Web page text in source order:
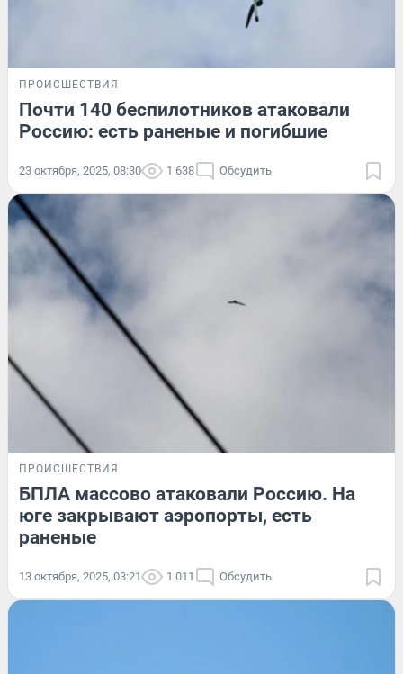
ПРОИСШЕСТВИЯ
Почти 140 беспилотников атаковали
Россию: есть раненые и погибшие
23 октября, 2025, 08:30 1 638 Обсудить
ПРОИСШЕСТВИЯ
БПЛА массово атаковали Россию. На
юге закрывают аэропорты, есть
раненые
13 октября, 2025, 03:21 1 011 Обсудить